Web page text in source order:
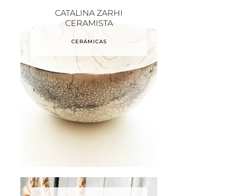
CATALINA ZARHI
CERAMISTA
CERÁMICAS